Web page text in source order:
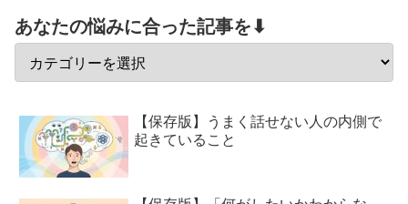
あなたの悩みに合った記事を⬇
【保存版】うまく話せない人の内側で
起きていること